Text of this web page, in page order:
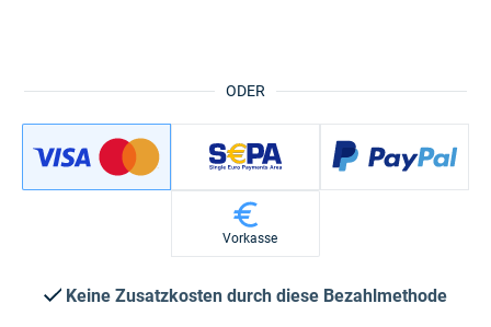
ODER
Vorkasse
Keine Zusatzkosten durch diese Bezahlmethode